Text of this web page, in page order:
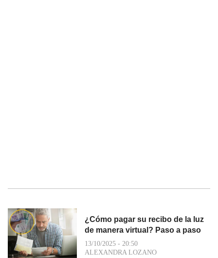
¿Cómo pagar su recibo de la luz
de manera virtual? Paso a paso
13/10/2025 - 20:50
ALEXANDRA LOZANO